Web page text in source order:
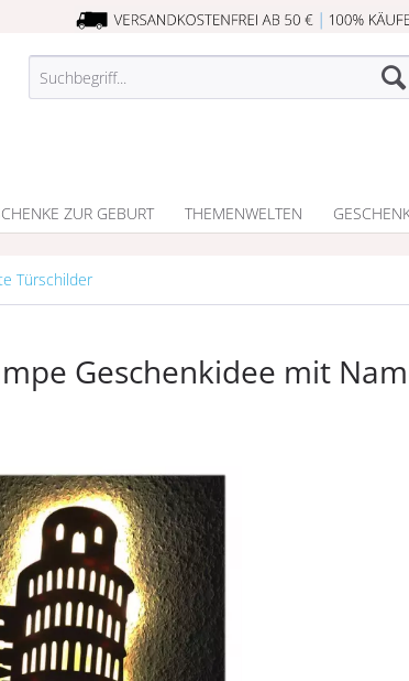
ZUR GEBURT THEMENWELTEN
Türschilder
Geschenkidee mit